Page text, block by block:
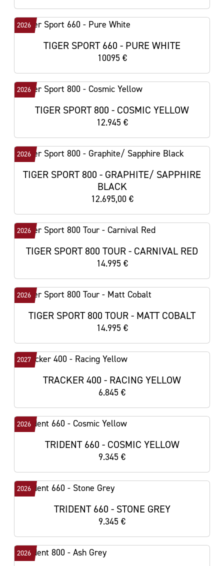
2026
TIGER SPORT 660 - PURE WHITE
10095 €
2026
TIGER SPORT 800 - COSMIC YELLOW
12.945 €
2026
TIGER SPORT 800 - GRAPHITE/ SAPPHIRE
BLACK
12.695,00 €
2026
TIGER SPORT 800 TOUR - CARNIVAL RED
14.995 €
2026
TIGER SPORT 800 TOUR - MATT COBALT
14.995 €
2027
TRACKER 400 - RACING YELLOW
6.845 €
2026
TRIDENT 660 - COSMIC YELLOW
9.345 €
2026
TRIDENT 660 - STONE GREY
9.345 €
2026